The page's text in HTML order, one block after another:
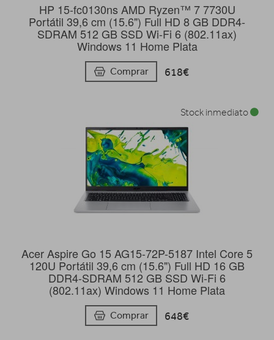
HP 15-fc0130ns AMD Ryzen™ 7 7730U
Portátil 39,6 cm (15.6") Full HD 8 GB DDR4-
SDRAM 512 GB SSD Wi-Fi 6 (802.11ax)
Windows 11 Home Plata
Comprar 618€
Acer Aspire Go 15 AG15-72P-5187 Intel Core 5
120U Portátil 39,6 cm (15.6") Full HD 16 GB
DDR4-SDRAM 512 GB SSD Wi-Fi 6
(802.11ax) Windows 11 Home Plata
Comprar 648€
Stock inmediato